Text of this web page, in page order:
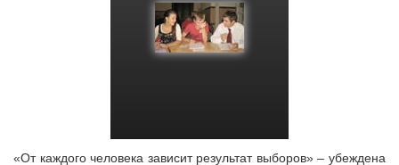
«От каждого человека зависит результат выборов» – убеждена